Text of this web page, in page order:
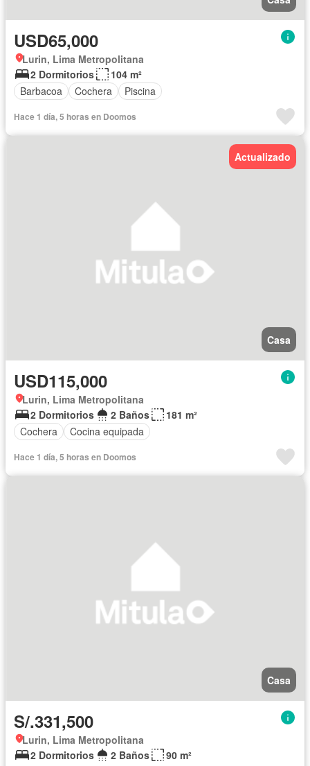
USD65,000
Lurin, Lima Metropolitana
2 Dormitorios
104 m²
Barbacoa
Cochera Piscina
Hace 1 día, 5 horas en Doomos
Actualizado
Casa
USD115,000
Lurin, Lima Metropolitana
2 Dormitorios
2 Baños
181 m²
Cochera
Cocina equipada
Hace 1 día, 5 horas en Doomos
Casa
S/.331,500
Lurin, Lima Metropolitana
2 Dormitorios
2 Baños 90 m²